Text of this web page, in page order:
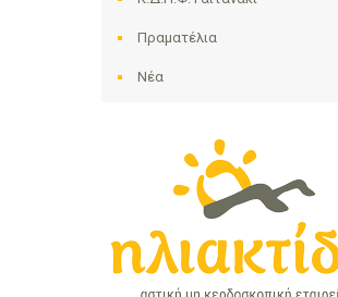
Πραματέλια
Νέα